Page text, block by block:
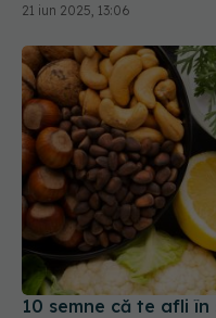
21 iun 2025, 13:06
10 semne că te afli